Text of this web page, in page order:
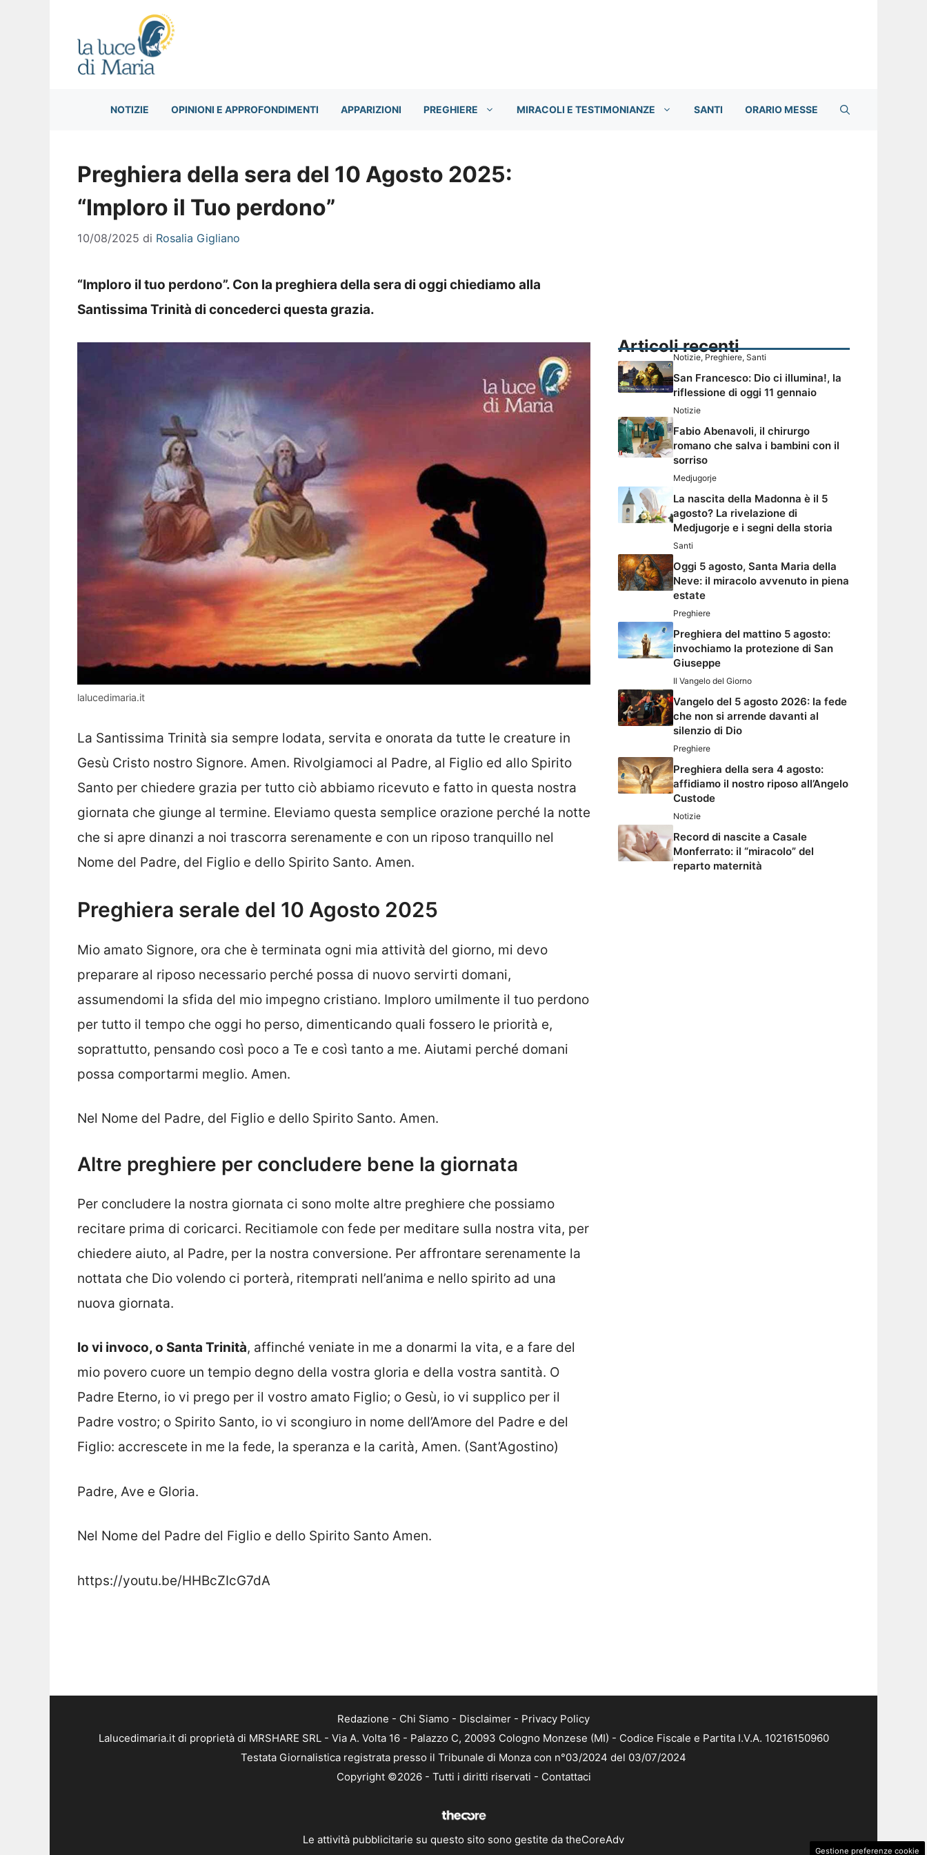
NOTIZIE OPINIONI E APPROFONDIMENTI APPARIZIONI PREGHIERE MIRACOLI E TESTIMONIANZE SANTI ORARIO MESSE
Preghiera della sera del 10 Agosto 2025:
“Imploro il Tuo perdono”
10/08/2025 di Rosalia Gigliano
“Imploro il tuo perdono”. Con la preghiera della sera di oggi chiediamo alla
Santissima Trinità di concederci questa grazia.
lalucedimaria.it
La Santissima Trinità sia sempre lodata, servita e onorata da tutte le creature in
Gesù Cristo nostro Signore. Amen. Rivolgiamoci al Padre, al Figlio ed allo Spirito
Santo per chiedere grazia per tutto ciò abbiamo ricevuto e fatto in questa nostra
giornata che giunge al termine. Eleviamo questa semplice orazione perché la notte
che si apre dinanzi a noi trascorra serenamente e con un riposo tranquillo nel
Nome del Padre, del Figlio e dello Spirito Santo. Amen.
Preghiera serale del 10 Agosto 2025
Mio amato Signore, ora che è terminata ogni mia attività del giorno, mi devo
preparare al riposo necessario perché possa di nuovo servirti domani,
assumendomi la sfida del mio impegno cristiano. Imploro umilmente il tuo perdono
per tutto il tempo che oggi ho perso, dimenticando quali fossero le priorità e,
soprattutto, pensando così poco a Te e così tanto a me. Aiutami perché domani
possa comportarmi meglio. Amen.
Nel Nome del Padre, del Figlio e dello Spirito Santo. Amen.
Altre preghiere per concludere bene la giornata
Per concludere la nostra giornata ci sono molte altre preghiere che possiamo
recitare prima di coricarci. Recitiamole con fede per meditare sulla nostra vita, per
chiedere aiuto, al Padre, per la nostra conversione. Per affrontare serenamente la
nottata che Dio volendo ci porterà, ritemprati nell’anima e nello spirito ad una
nuova giornata.
Io vi invoco, o Santa Trinità, affinché veniate in me a donarmi la vita, e a fare del
mio povero cuore un tempio degno della vostra gloria e della vostra santità. O
Padre Eterno, io vi prego per il vostro amato Figlio; o Gesù, io vi supplico per il
Padre vostro; o Spirito Santo, io vi scongiuro in nome dell’Amore del Padre e del
Figlio: accrescete in me la fede, la speranza e la carità, Amen. (Sant’Agostino)
Padre, Ave e Gloria.
Nel Nome del Padre del Figlio e dello Spirito Santo Amen.
https://youtu.be/HHBcZIcG7dA
Articoli recenti
Notizie, Preghiere, Santi
San Francesco: Dio ci illumina!, la
riflessione di oggi 11 gennaio
Notizie
Fabio Abenavoli, il chirurgo
romano che salva i bambini con il
sorriso
Medjugorje
La nascita della Madonna è il 5
agosto? La rivelazione di
Medjugorje e i segni della storia
Santi
Oggi 5 agosto, Santa Maria della
Neve: il miracolo avvenuto in piena
estate
Preghiere
Preghiera del mattino 5 agosto:
invochiamo la protezione di San
Giuseppe
Il Vangelo del Giorno
Vangelo del 5 agosto 2026: la fede
che non si arrende davanti al
silenzio di Dio
Preghiere
Preghiera della sera 4 agosto:
affidiamo il nostro riposo all’Angelo
Custode
Notizie
Record di nascite a Casale
Monferrato: il “miracolo” del
reparto maternità
Redazione - Chi Siamo - Disclaimer - Privacy Policy
Lalucedimaria.it di proprietà di MRSHARE SRL - Via A. Volta 16 - Palazzo C, 20093 Cologno Monzese (MI) - Codice Fiscale e Partita I.V.A. 10216150960
Testata Giornalistica registrata presso il Tribunale di Monza con n°03/2024 del 03/07/2024
Copyright ©2026 - Tutti i diritti riservati - Contattaci
Le attività pubblicitarie su questo sito sono gestite da theCoreAdv
Gestione preferenze cookie